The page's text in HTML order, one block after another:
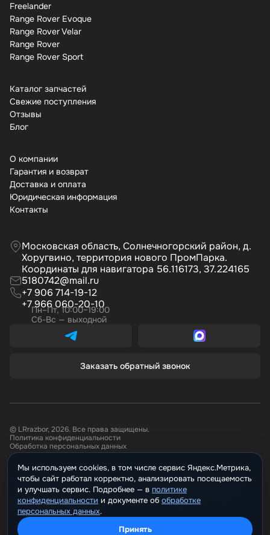
Freelander
Range Rover Evoque
Range Rover Velar
Range Rover
Range Rover Sport
Каталог запчастей
Свежие поступления
Отзывы
Бло
О компании
Гарантия и возврат
Доставка и оплата
Юридическая информация
Контакты
Московская область, Солнечногорский район, д.
Хоругвино, территория нового ПромПарка.
Координаты для навигатора 56.116173, 37.224165
5180742@mail.ru
+7 906 714-19-12
+7 966 060-20-10
Пн–Пт, 10:00–19:00
Сб-Вс — выходной
Заказать обратный звонок
© LRrazbor, 2026. Все права защищены.
Политика конфиденциальности
Обработка персональных данных
Информация, размещённая на сайте не является публичной офертой.
Все материалы данного сайта являются объектами авторского права.
Запрещается копирование, распространение (в том числе путем
копирования на другие сайты и ресурсы в Интернете) или любое иное
использование информации и объектов без предварительного
согласия правообладателя.
Мы используем cookies, в том числе сервис Яндекс.Метрика,
чтобы сайт работал корректно, анализировать посещаемость
и улучшать сервис. Подробнее — политике
конфиденциальности и документе о обработке
персональных данных.
Принять